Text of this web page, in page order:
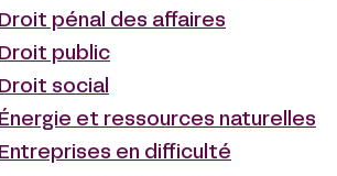
Droit pénal des affaires
Droit public
Droit social
Énergie et ressources naturelles
Entreprises en difficulté